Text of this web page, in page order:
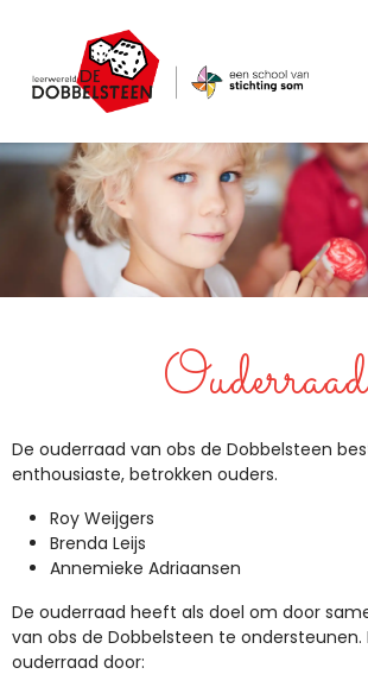
Ouderraad
De ouderraad van obs de Dobbelsteen
enthousiaste, betrokken ouders.
Roy Weijgers
Brenda Leijs
Annemieke Adriaansen
De ouderraad heeft als doel om door
van obs de Dobbelsteen te ondersteunen.
ouderraad door: